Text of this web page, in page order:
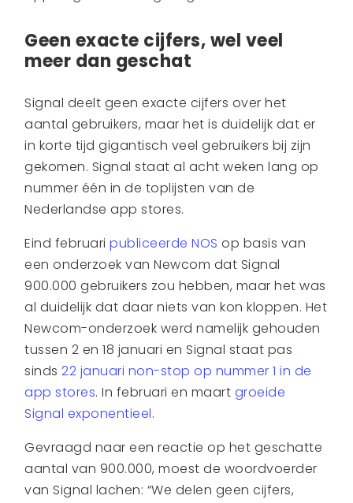
Geen exacte cijfers, wel veel
meer dan geschat
Signal deelt geen exacte cijfers over het
aantal gebruikers, maar het is duidelijk dat er
in korte tijd gigantisch veel gebruikers bij zijn
gekomen. Signal staat al acht weken lang op
nummer één in de toplijsten van de
Nederlandse app stores.
Eind februaripubliceerde NOS op basis van
een onderzoek van Newcom dat Signal
900.000 gebruikers zou hebben, maar het was
al duidelijk dat daar niets van kon kloppen. Het
Newcom-onderzoek werd namelijk gehouden
tussen 2 en 18 januari en Signal staat pas
sinds22 januari non-stop op nummer 1 in de
app stores. In februari en maart groeide
Signal exponentieel.
Gevraagd naar een reactie op het geschatte
aantal van 900.000, moest de woordvoerder
van Signal lachen: “We delen geen cijfers,